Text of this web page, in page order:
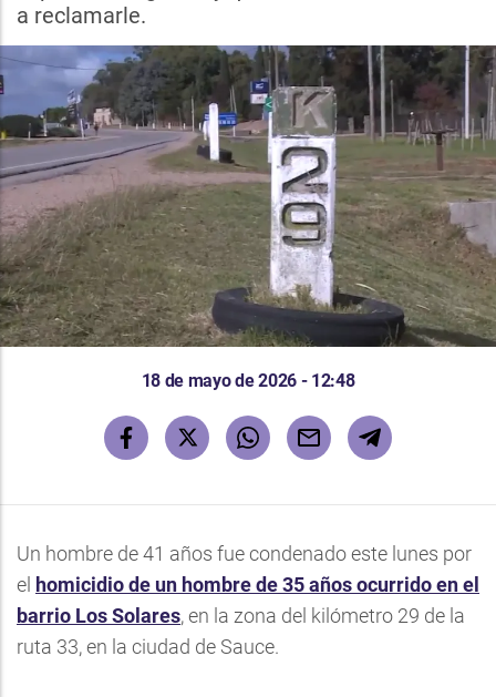
a reclamarle.
18 de mayo de 2026 - 12:48
Un hombre de 41 años fue condenado este lunes por
el homicidio de un hombre de 35 años ocurrido en el
barrio Los Solares, en la zona del kilómetro 29 de la
ruta 33, en la ciudad de Sauce.